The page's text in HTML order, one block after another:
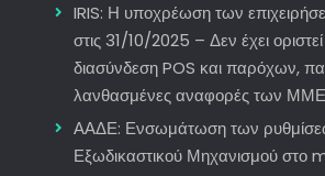
IRIS: Η υποχρέωση των
στις 31/10/2025 – Δεν έχει
διασύνδεση POS και παρόχων,
λανθασμένες αναφορές των
ΑΑΔΕ: Ενσωμάτωση των
Εξωδικαστικού Μηχανισμού στο